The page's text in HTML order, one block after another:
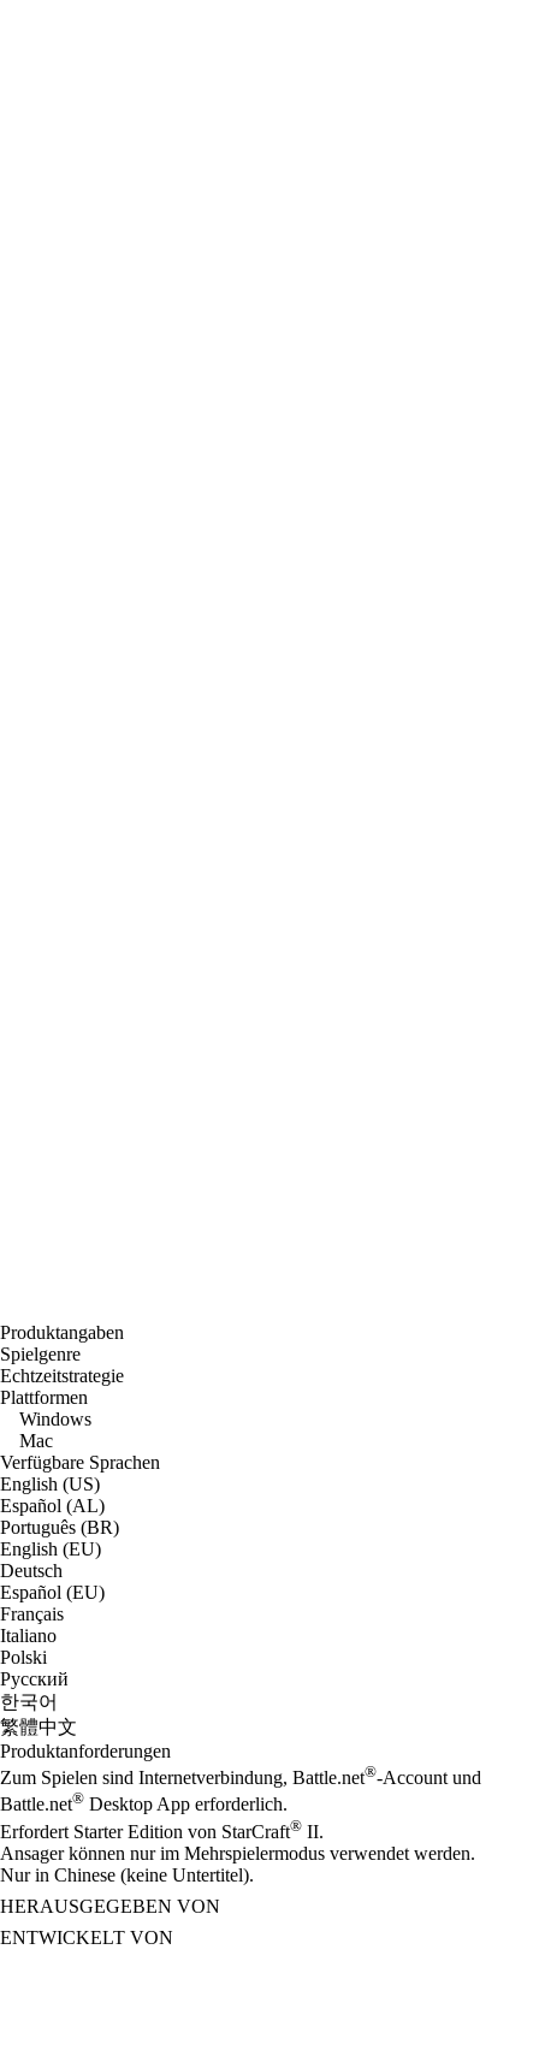
Produktangaben
Spielgenre
Echtzeitstrategie
Plattformen
Windows
Mac
Verfügbare Sprachen
English (US)
Español (AL)
Português (BR)
English (EU)
Deutsch
Español (EU)
Français
Italiano
Polski
Русский
한국어
繁體中文
Produktanforderungen
Zum Spielen sind Internetverbindung, Battle.net®-Account und
Battle.net® Desktop App erforderlich.
Erfordert Starter Edition von StarCraft® II.
Ansager können nur im Mehrspielermodus verwendet werden.
Nur in Chinese (keine Untertitel).
HERAUSGEGEBEN VON
ENTWICKELT VON